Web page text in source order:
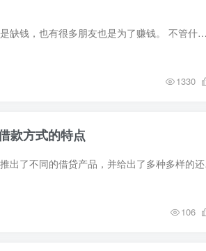
关注我们信yong卡财富商机联盟的，很多朋友是缺钱，也有很多朋友也是为了赚钱。 不管什么原因？ 关注我们信yong卡财
1330
款方式的特点
“ 为了满足不
106